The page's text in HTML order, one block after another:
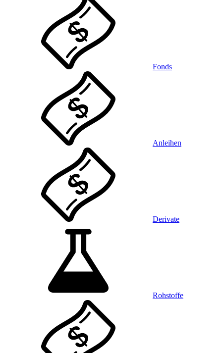
Fonds
Anleihen
Derivate
Rohstoffe